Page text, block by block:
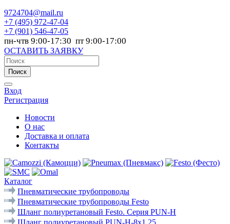
9724704@mail.ru
+7 (495) 972-47-04
+7 (901) 546-47-05
пн-чтв 9:00-17:30 пт 9:00-17:00
ОСТАВИТЬ ЗАЯВКУ
Поиск
Вход
Регистрация
Новости
О нас
Доставка и оплата
Контакты
Каталог
Пневматические трубопроводы
Пневматические трубопроводы Festo
Шланг полиуретановый Festo. Серия PUN-Н
Шланг полиуретановый PUN-H-8x1,25